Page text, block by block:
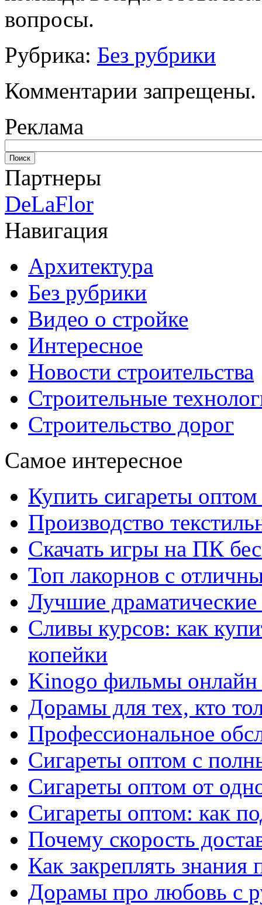
вопросы.
Рубрика: Без рубрики
Комментарии запрещены.
Реклама
Партнеры
DeLaFlor
Навигация
Архитектура
Без рубрики
Видео о стройке
Интересное
Новости строительства
Строительные
Строительство дорог
Самое интересное
Купить сигареты
Производство
Скачать игры на ПК
Топ лакорнов с
Лучшие
Сливы курсов: как
копейки
Kinogo фильмы онлайн
Дорамы для тех, кто
Профессиональное
Сигареты оптом с
Сигареты оптом от
Сигареты оптом: как
Почему скорость
Как закреплять знания
Дорамы про любовь с